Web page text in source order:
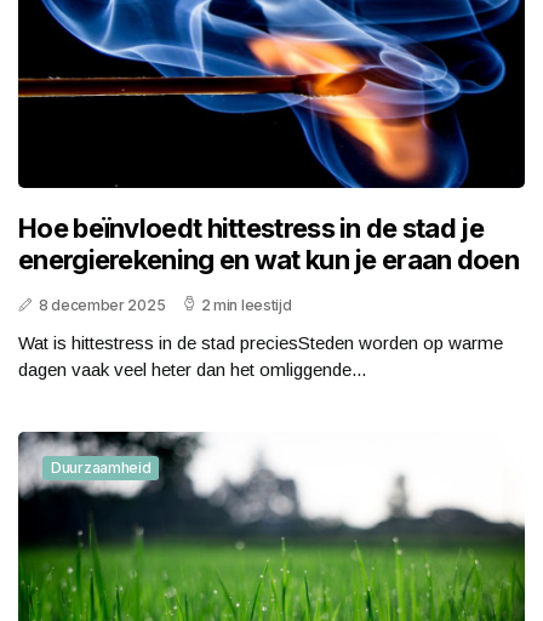
Hoe beïnvloedt hittestress in de stad je
energierekening en wat kun je eraan doen
8 december 2025 2 min leestijd
Wat is hittestress in de stad preciesSteden worden op warme
dagen vaak veel heter dan het omliggende...
Duurzaamheid